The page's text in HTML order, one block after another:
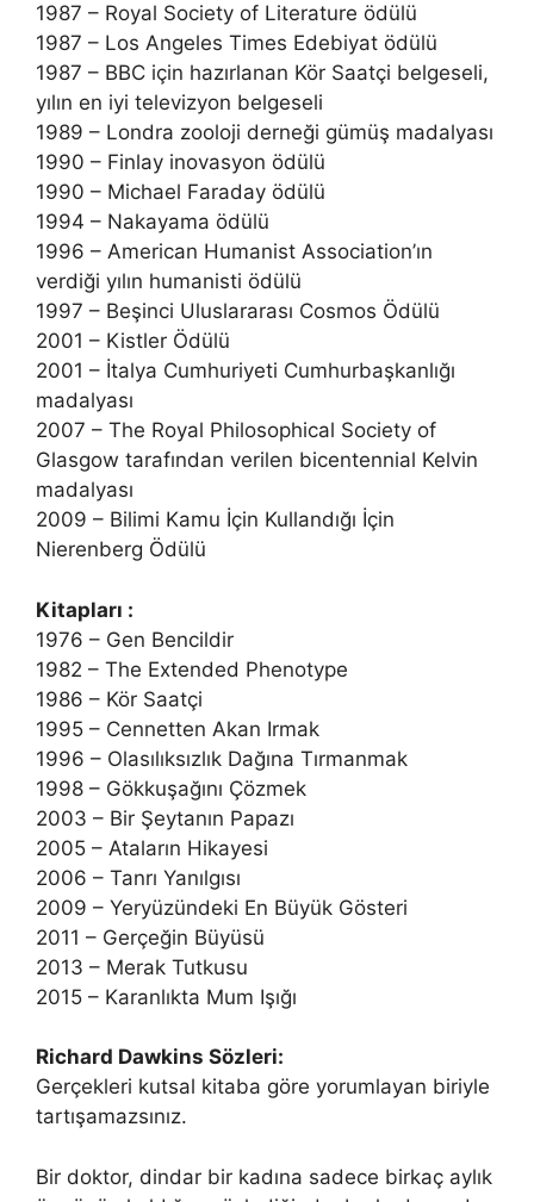
1987 – Royal Society of Literature ödülü
1987 – Los Angeles Times Edebiyat ödülü
1987 – BBC için hazırlanan Kör Saatçi belgeseli,
yılın en iyi televizyon belgeseli
1989 – Londra zooloji derneği gümüş madalyası
1990 – Finlay inovasyon ödülü
1990 – Michael Faraday ödülü
1994 – Nakayama ödülü
1996 – American Humanist Association’ın
verdiği yılın humanisti ödülü
1997 – Beşinci Uluslararası Cosmos Ödülü
2001 – Kistler Ödülü
2001 – İtalya Cumhuriyeti Cumhurbaşkanlığı
madalyası
2007 – The Royal Philosophical Society of
Glasgow tarafından verilen bicentennial Kelvin
madalyası
2009 – Bilimi Kamu İçin Kullandığı İçin
Nierenberg Ödülü
Kitapları :
1976 – Gen Bencildir
1982 – The Extended Phenotype
1986 – Kör Saatçi
1995 – Cennetten Akan Irmak
1996 – Olasılıksızlık Dağına Tırmanmak
1998 – Gökkuşağını Çözmek
2003 – Bir Şeytanın Papazı
2005 – Ataların Hikayesi
2006 – Tanrı Yanılgısı
2009 – Yeryüzündeki En Büyük Gösteri
2011 – Gerçeğin Büyüsü
2013 – Merak Tutkusu
2015 – Karanlıkta Mum Işığı
Richard Dawkins Sözleri:
Gerçekleri kutsal kitaba göre yorumlayan biriyle
tartışamazsınız.
Bir doktor, dindar bir kadına sadece birkaç aylık